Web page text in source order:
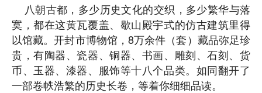
八朝古都，多少历史文化的交织，多少繁华与落
寞，都在这黄瓦覆盖、歇山殿宇式的仿古建筑里得
以馆藏。开封市博物馆，8万余件（套）藏品弥足珍
贵，有陶器、瓷器、铜器、书画、雕刻、石刻、货
币、玉器、漆器、服饰等十八个品类。如同翻开了
一部卷帙浩繁的历史长卷，等着你细细品读。